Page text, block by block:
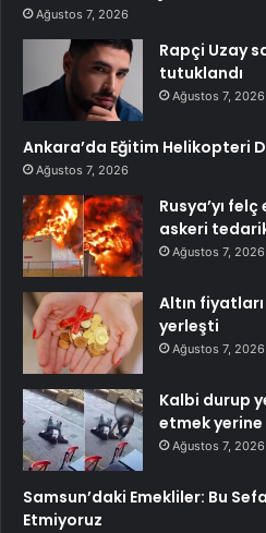
Ağustos 7, 2026
Rapçi Uzay
tutuklandı
Ağustos 7, 2026
Ankara’da Eğitim Helikopteri
Ağustos 7, 2026
Rusya’yı
askeri
Ağustos 7, 2026
Altın
yerleşti
Ağustos 7, 2026
Kalbi durup
etmek yerine
Ağustos 7, 2026
Samsun’daki Emekliler: Bu
Etmiyoruz